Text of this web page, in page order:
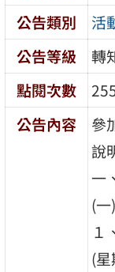
公告類別
活
公告等級
轉
點閱次數
公告內容
參
說
一
(一
１
(